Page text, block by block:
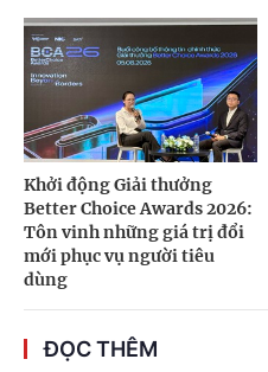
Khởi động Giải thưởng
Better Choice Awards 2026:
Tôn vinh những giá trị đổi
mới phục vụ người tiêu
dùng
ĐỌC THÊM